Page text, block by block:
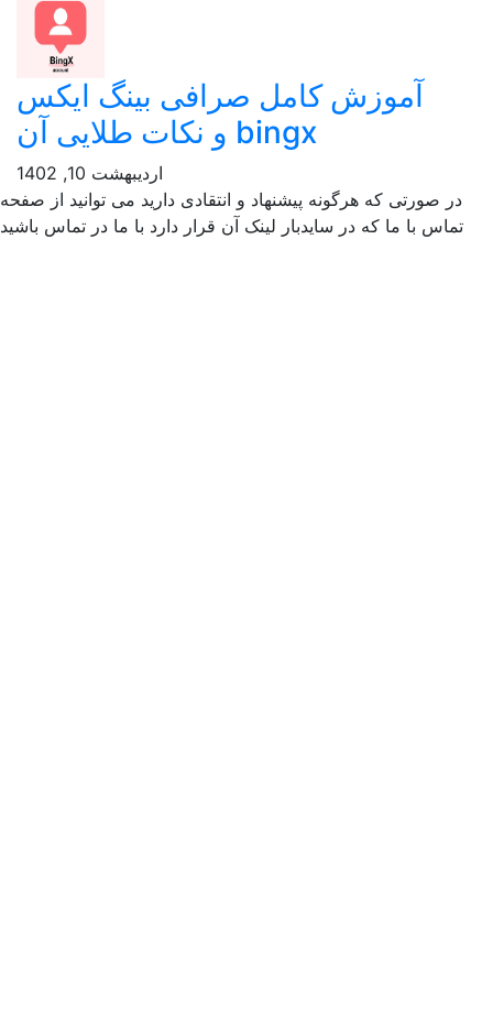
کامل صرافی بینگ ایکس
bingx و نکات طلایی آن
اردیبهشت 10, 1402
که هرگونه پیشنهاد و انتقادی دارید می توانید از صفحه
ما که در سایدبار لینک آن قرار دارد با ما در تماس باشید